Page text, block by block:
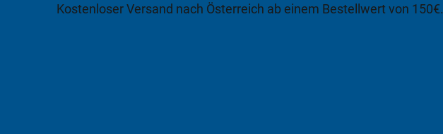
Kostenloser Versand nach Österreich ab einem Bestellwert von 150€.